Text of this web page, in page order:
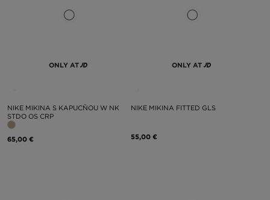
ONLY AT
NIKE MIKINA S KAPUCŇOU W NK
STDO OS CRP
65,00 €
ONLY AT
NIKE MIKINA FITTED GLS
55,00 €